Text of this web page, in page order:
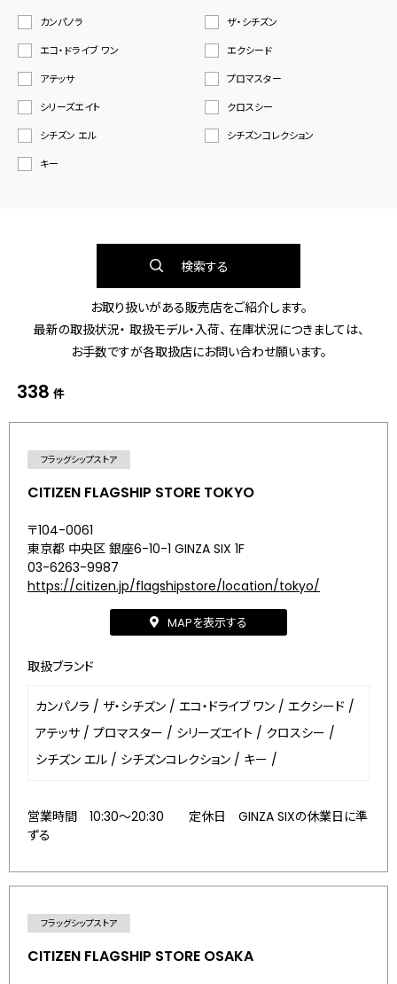
カンパノラ
ザ・シチズン
エコ・ドライブ ワン
エクシード
アテッサ
プロマスター
シリーズエイト
クロスシー
シチズン エル
シチズンコレクション
キー
検索する
お取り扱いがある販売店をご紹介します。
最新の取扱状況・ 取扱モデル・入荷、 在庫状況につきましては、
お手数ですが各取扱店にお問い合わせ願います。
338 件
フラッグシップストア
CITIZEN FLAGSHIP STORE TOKYO
〒104-0061
東京都 中央区 銀座6-10-1 GINZA SIX 1F
03-6263-9987
https://citizen.jp/flagshipstore/location/tokyo/
MAPを表示する
取扱ブランド
カンパノラ / ザ・シチズン / エコ・ドライブ ワン / エクシード /
アテッサ / プロマスター / シリーズエイト / クロスシー /
シチズン エル / シチズンコレクション / キー /
営業時間 10:30～20:30 定休日 GINZA SIXの休業日に準
ずる
フラッグシップストア
CITIZEN FLAGSHIP STORE OSAKA